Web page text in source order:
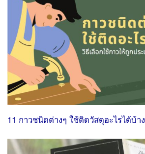
11 กาวชนิดต่างๆ ใช้ติดวัสดุอะไรได้บ้าง